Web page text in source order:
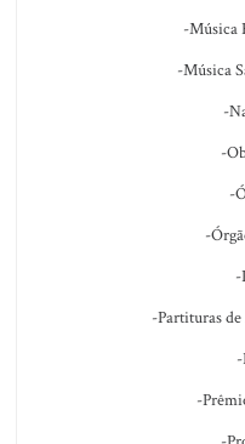
-Música
-Música
-
-
-
-
-
-Partituras
-